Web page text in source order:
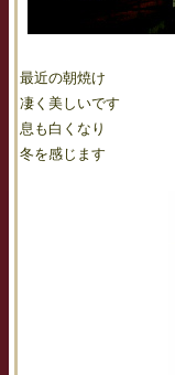
最近の朝焼け
凄く美しいです
息も白くなり
冬を感じます